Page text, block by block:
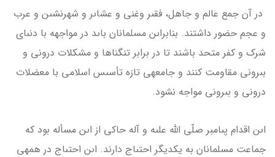
در آن جمع عالم و جاهل، فقىر وغنى و عشاىر و شهرنشىن و عرب
و عجم حضور داشتند. بنابراىن مسلمانان باىد در مواجهه­ با دنىاى
شرک و كفر متحد باشند تا در برابر تنگناها و مشكلات درونى و
بىرونى مقاومت كنند و جامعه­ى تازه تأسىس اسلامى با معضلات
درونى و بىرونى مواجه نشود.
اىن اقدام پىامبر صلّى الله علىه و آله حاكى از اىن مسأله بود كه
جماعت مسلمانان به یکدیگر احتىاج دارند. اىن احتىاج در همه­ى